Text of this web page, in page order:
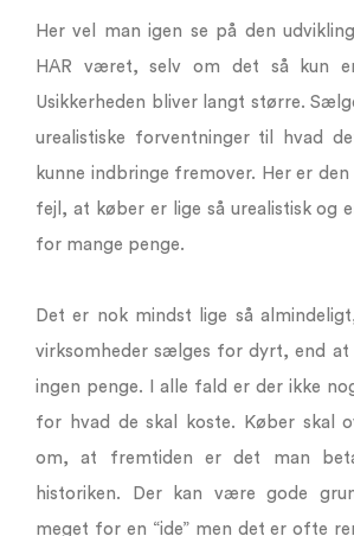
Her vel man igen se på den
HAR været, selv om det så kun
Usikkerheden bliver langt større.
urealistiske forventninger til hvad
kunne indbringe fremover. Her er
fejl, at køber er lige så urealistisk og
for mange penge.
Det er nok mindst lige så
virksomheder sælges for dyrt, end
ingen penge. I alle fald er der ikke
for hvad de skal koste. Køber skal
om, at fremtiden er det man
historiken. Der kan være gode
meget for en “ide” men det er ofte